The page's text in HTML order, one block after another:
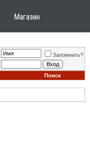
Магазин
Запомнить?
Поиск